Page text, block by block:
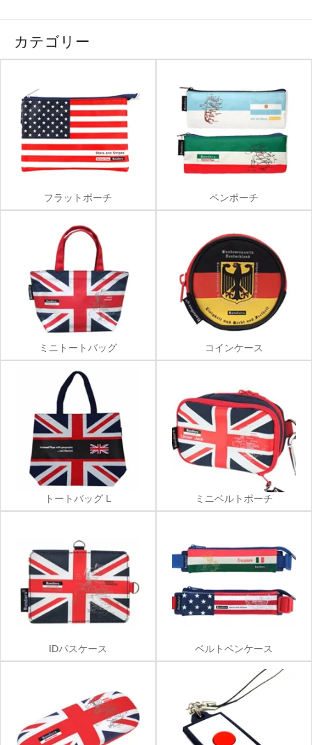
カテゴリー
フラットポーチ ペンポーチ
ミニトートバッグ コインケース
トートバッグ L ミニベルトポーチ
IDパスケース ベルトペンケース